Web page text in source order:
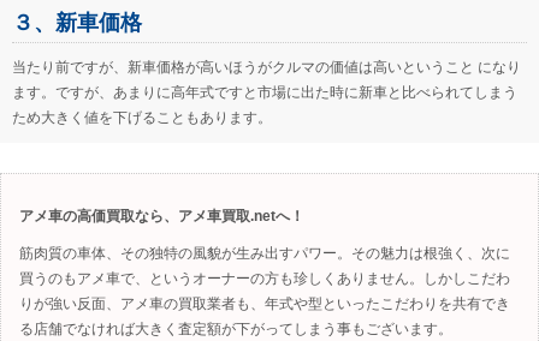
３、新車価格
当たり前ですが、新車価格が高いほうがクルマの価値は高いということ になり
ます。ですが、あまりに高年式ですと市場に出た時に新車と比べられてしまう
ため大きく値を下げることもあります。
アメ車の高価買取なら、アメ車買取.netへ！
筋肉質の車体、その独特の風貌が生み出すパワー。その魅力は根強く、次に
買うのもアメ車で、というオーナーの方も珍しくありません。しかしこだわ
りが強い反面、アメ車の買取業者も、年式や型といったこだわりを共有でき
る店舗でなければ大きく査定額が下がってしまう事もございます。